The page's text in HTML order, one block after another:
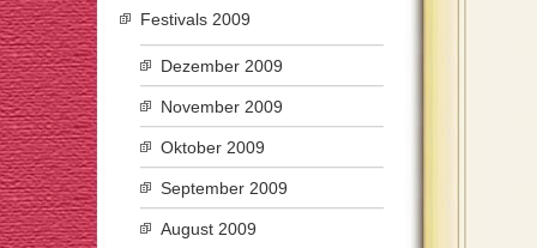
Festivals 2009
Dezember 2009
November 2009
Oktober 2009
September 2009
August 2009